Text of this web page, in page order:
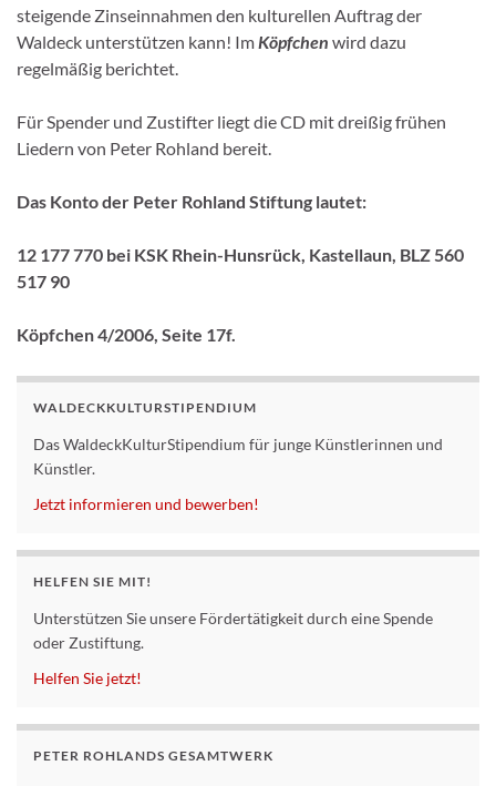
steigende Zinseinnahmen den kulturellen Auftrag der
Waldeck unterstützen kann! ImKöpfchen wird dazu
regelmäßig berichtet.
Für Spender und Zustifter liegt die CD mit dreißig frühen
Liedern von Peter Rohland bereit.
Das Konto der Peter Rohland Stiftung lautet:
12 177 770 bei KSK Rhein-Hunsrück, Kastellaun, BLZ 560
517 90
Köpfchen4/2006, Seite 17f.
WALDECKKULTURSTIPENDIUM
Das WaldeckKulturStipendium für junge Künstlerinnen und
Künstler.
Jetzt informieren und bewerben!
HELFEN SIE MIT!
Unterstützen Sie unsere Fördertätigkeit durch eine Spende
oder Zustiftung.
Helfen Sie jetzt!
PETER ROHLANDS GESAMTWERK